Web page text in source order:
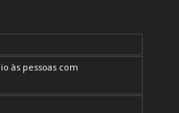
às pessoas com